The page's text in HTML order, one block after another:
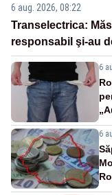
6 aug. 2026, 08:22
Transelectrica:
responsabil şi-au
6
6